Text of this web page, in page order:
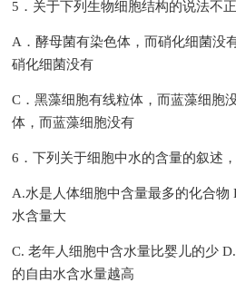
5．关于下列生物细胞结构的说法不正
A．酵母菌有染色体，而硝化细菌没
硝化细菌没有
C．黑藻细胞有线粒体，而蓝藻细胞
体，而蓝藻细胞没有
6．下列关于细胞中水的含量的叙述
A.水是人体细胞中含量最多的化合物
水含量大
C. 老年人细胞中含水量比婴儿的少
的自由水含水量越高